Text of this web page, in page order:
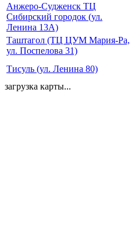
Анжеро-Судженск ТЦ
Сибирский городок (ул.
Ленина 13А)
Таштагол (ТЦ ЦУМ Мария-Ра,
ул. Поспелова 31)
Тисуль (ул. Ленина 80)
загрузка карты...